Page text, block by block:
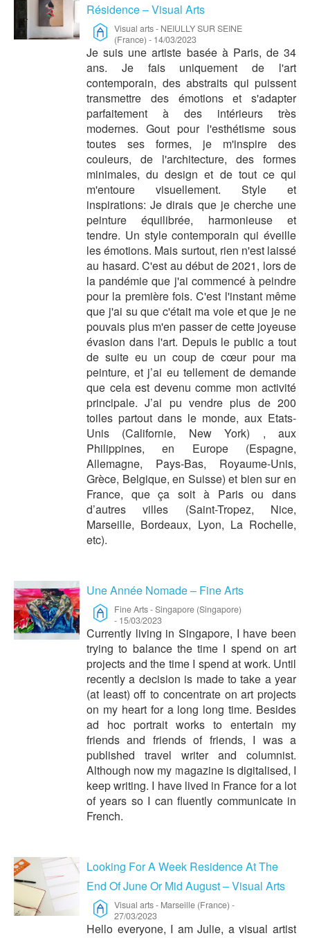
Résidence – Visual Arts
Visual arts- NEIULLY SUR SEINE
(France) - 14/03/2023
Je suis une artiste basée à Paris, de 34
ans. Je fais uniquement de l'art
contemporain, des abstraits qui puissent
transmettre des émotions et s'adapter
parfaitement à des intérieurs très
modernes. Gout pour l'esthétisme sous
toutes ses formes, je m'inspire des
couleurs, de l'architecture, des formes
minimales, du design et de tout ce qui
m'entoure visuellement. Style et
inspirations: Je dirais que je cherche une
peinture équilibrée, harmonieuse et
tendre. Un style contemporain qui éveille
les émotions. Mais surtout, rien n'est laissé
au hasard. C'est au début de 2021, lors de
la pandémie que j'ai commencé à peindre
pour la première fois. C'est l'instant même
que j'ai su que c'était ma voie et que je ne
pouvais plus m'en passer de cette joyeuse
évasion dans l'art. Depuis le public a tout
de suite eu un coup de cœur pour ma
peinture, et j’ai eu tellement de demande
que cela est devenu comme mon activité
principale. J’ai pu vendre plus de 200
toiles partout dans le monde, aux Etats-
Unis (Californie, New York) , aux
Philippines, en Europe (Espagne,
Allemagne, Pays-Bas, Royaume-Unis,
Grèce, Belgique, en Suisse) et bien sur en
France, que ça soit à Paris ou dans
d’autres villes (Saint-Tropez, Nice,
Marseille, Bordeaux, Lyon, La Rochelle,
etc).
Une Année Nomade – Fine Arts
Fine Arts-Singapore (Singapore)
- 15/03/2023
Currently living in Singapore, I have been
trying to balance the time I spend on art
projects and the time I spend at work. Until
recently a decision is made to take a year
(at least) off to concentrate on art projects
on my heart for a long long time. Besides
ad hoc portrait works to entertain my
friends and friends of friends, I was a
published travel writer and columnist.
Although now my magazine is digitalised, I
keep writing. I have lived in France for a lot
of years so I can fluently communicate in
French.
Looking For A Week Residence At The
End Of June Or Mid August – Visual Arts
Visual arts- Marseille (France) -
27/03/2023
Hello everyone, I am Julie, a visual artist